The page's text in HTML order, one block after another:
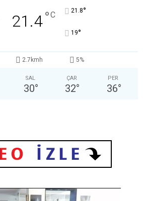
21.4°C 21.8°
19°
2.7kmh 5%
SAL
30°
ÇAR
32°
PER
36°